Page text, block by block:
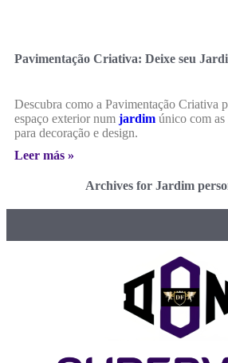
Pavimentação Criativa: Deixe seu
Descubra como a Pavimentação Criativa
espaço exterior num jardim único com as
para decoração e design.
Leer más »
Archives for Jardim